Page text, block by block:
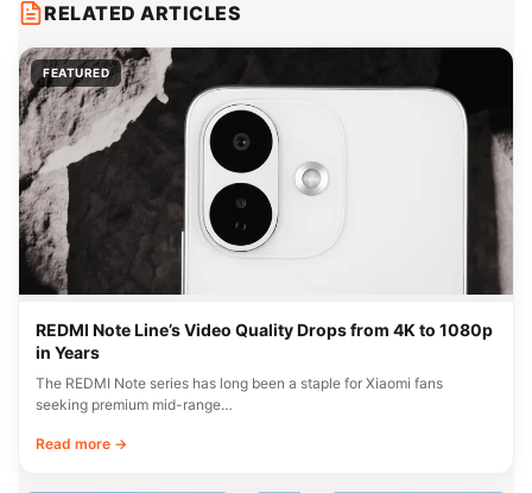
RELATED ARTICLES
FEATURED
REDMI Note Line’s Video Quality Drops from 4K to 1080p
in Years
The REDMI Note series has long been a staple for Xiaomi fans
seeking premium mid-range…
Read more →